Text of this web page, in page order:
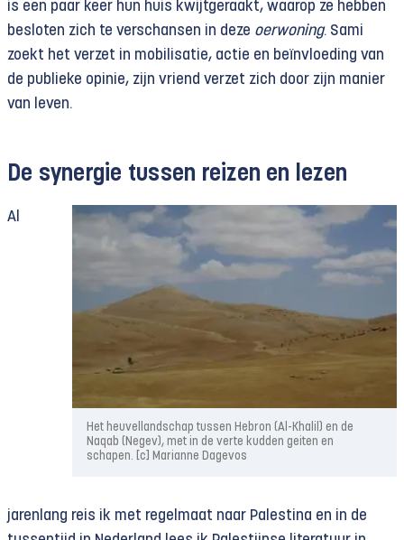
is een paar keer hun huis kwijtgeraakt, waarop ze hebben
besloten zich te verschansen in deze oerwoning. Sami
zoekt het verzet in mobilisatie, actie en beïnvloeding van
de publieke opinie, zijn vriend verzet zich door zijn manier
van leven.
De synergie tussen reizen en lezen
Het heuvellandschap tussen Hebron (Al-Khalil) en de
Naqab (Negev), met in de verte kudden geiten en
schapen. [c] Marianne Dagevos
Al
jarenlang reis ik met regelmaat naar Palestina en in de